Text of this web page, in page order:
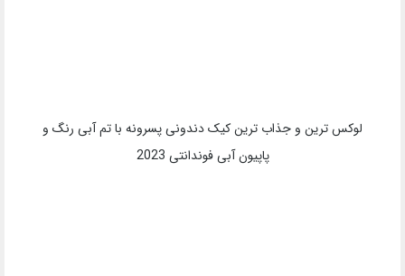
لوکس ترین و جذاب ترین کیک دندونی پسرونه با تم آبی رنگ و
پاپیون آبی فوندانتی 2023